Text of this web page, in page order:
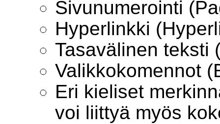
Sivunumerointi
Hyperlinkki
Tasavälinen teksti
Valikkokomennot
Eri kieliset
voi liittyä myös